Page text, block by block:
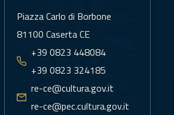
Piazza Carlo di Borbone
81100 Caserta CE
+39 0823 448084
+39 0823 324185
re-ce@cultura.gov.it
re-ce@pec.cultura.gov.it